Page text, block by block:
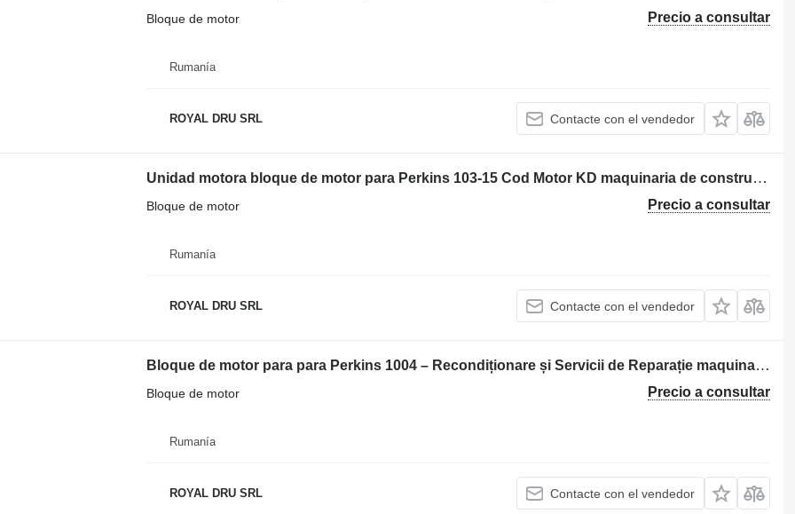
Precio a consultar
Bloque de motor
Rumanía
ROYAL DRU SRL Contacte con el vendedor
Unidad motora bloque de motor para Perkins 103-15 Cod Motor KD maquinaria de construcción
Precio a consultar
Bloque de motor
Rumanía
ROYAL DRU SRL Contacte con el vendedor
Bloque de motor para para Perkins 1004 – Recondiționare și Servicii de Reparație maquinaria de construcción
Precio a consultar
Bloque de motor
Rumanía
ROYAL DRU SRL Contacte con el vendedor